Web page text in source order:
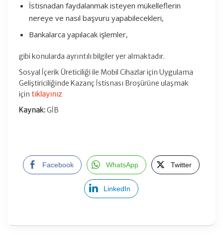
İstisnadan faydalanmak isteyen mükelleflerin
nereye ve nasıl başvuru yapabilecekleri,
Bankalarca yapılacak işlemler,
gibi konularda ayrıntılı bilgiler yer almaktadır.
Sosyal İçerik Üreticiliği ile Mobil Cihazlar için Uygulama
Geliştiriciliğinde Kazanç İstisnası Broşürüne ulaşmak
için tıklayınız
Kaynak:GİB
Facebook WhatsApp Twitter
LinkedIn